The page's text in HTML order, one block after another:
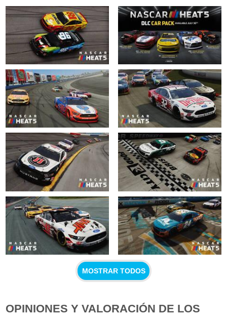
MOSTRAR TODOS
OPINIONES Y VALORACIÓN DE LOS